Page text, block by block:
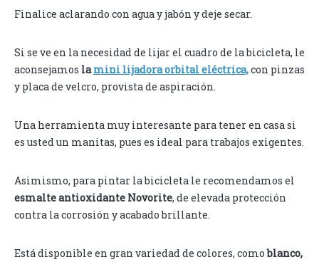
Finalice aclarando con agua y jabón y deje secar.
Si se ve en la necesidad de lijar el cuadro de la bicicleta, le
aconsejamos lamini lijadora orbital eléctrica,con pinzas
y placa de velcro, provista de aspiración.
Una herramienta muy interesante para tener en casa si
es usted un manitas, pues es ideal para trabajos exigentes.
Asimismo, para pintar la bicicleta le recomendamos el
esmalte antioxidante Novorite, de elevada protección
contra la corrosión y acabado brillante.
Está disponible en gran variedad de colores, comoblanco,